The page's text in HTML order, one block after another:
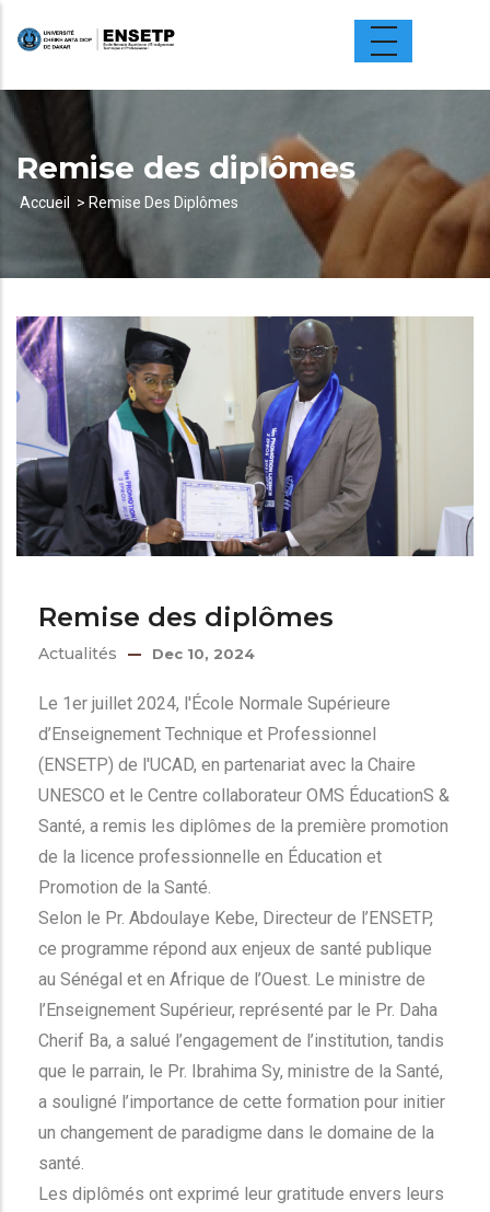
principal
Remise des diplômes
d'Ariane
Accueil Remise Des Diplômes
Remise des diplômes
Actualités Dec 10, 2024
Le 1er juillet 2024, l'École Normale Supérieure
d’Enseignement Technique et Professionnel
(ENSETP) de l'UCAD, en partenariat avec la Chaire
UNESCO et le Centre collaborateur OMS ÉducationS &
Santé, a remis les diplômes de la première promotion
de la licence professionnelle en Éducation et
Promotion de la Santé.
Selon le Pr. Abdoulaye Kebe, Directeur de l’ENSETP,
ce programme répond aux enjeux de santé publique
au Sénégal et en Afrique de l’Ouest. Le ministre de
l’Enseignement Supérieur, représenté par le Pr. Daha
Cherif Ba, a salué l’engagement de l’institution, tandis
que le parrain, le Pr. Ibrahima Sy, ministre de la Santé,
a souligné l’importance de cette formation pour initier
un changement de paradigme dans le domaine de la
santé.
Les diplômés ont exprimé leur gratitude envers leurs